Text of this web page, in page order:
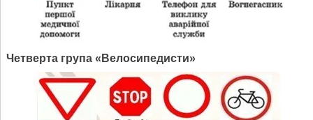
Четверта група «Велосипедисти»